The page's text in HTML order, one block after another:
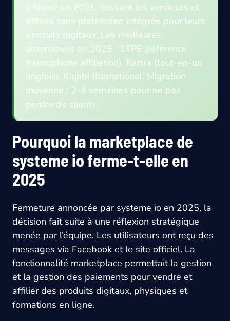
a fermé en 2025, laissant les vendeurs et
affiliés sans plateforme intégrée pour leurs
produits digitaux. Les meilleures
alternatives en 2025 : 1TPE (référence
francophone affiliation), Kartra (tout-en-un
anglais), Kajabi (formations). Migration
moyenne : 2-4 semaines pour ne pas
perdre de clients.
Pourquoi la marketplace de
systeme io ferme-t-elle en
2025
Fermeture annoncée par systeme io en 2025, la
décision fait suite à une réflexion stratégique
menée par l’équipe. Les utilisateurs ont reçu des
messages via Facebook et le site officiel. La
fonctionnalité marketplace permettait la gestion
et la gestion des paiements pour vendre et
affilier des produits digitaux, physiques et
formations en ligne.